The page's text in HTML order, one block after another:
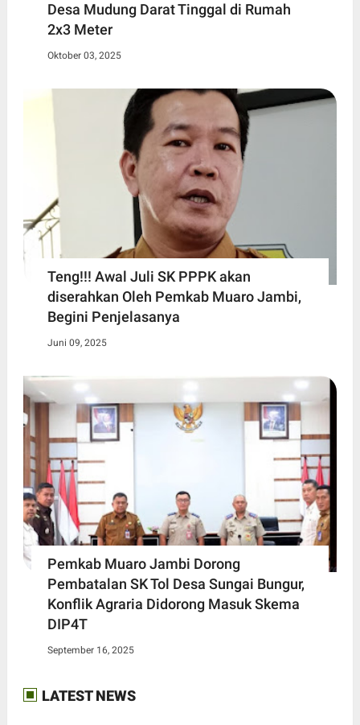
Desa Mudung Darat Tinggal di Rumah
2x3 Meter
Oktober 03, 2025
Teng!!! Awal Juli SK PPPK akan
diserahkan Oleh Pemkab Muaro Jambi,
Begini Penjelasanya
Juni 09, 2025
Pemkab Muaro Jambi Dorong
Pembatalan SK Tol Desa Sungai Bungur,
Konflik Agraria Didorong Masuk Skema
DIP4T
September 16, 2025
LATEST NEWS